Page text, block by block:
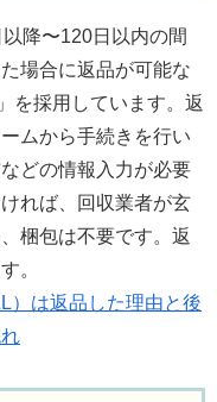
降〜120日以内の間
場合に返品が可能な
を採用しています。返
ムから手続きを行い
どの情報入力が必要
れば、回収業者が玄
梱包は不要です。返
。
）は返品した理由と後